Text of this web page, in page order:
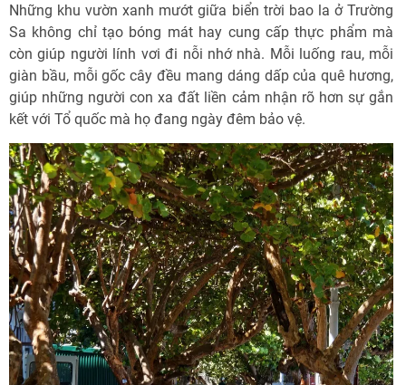
Những khu vườn xanh mướt giữa biển trời bao la ở Trường
Sa không chỉ tạo bóng mát hay cung cấp thực phẩm mà
còn giúp người lính vơi đi nỗi nhớ nhà. Mỗi luống rau, mỗi
giàn bầu, mỗi gốc cây đều mang dáng dấp của quê hương,
giúp những người con xa đất liền cảm nhận rõ hơn sự gắn
kết với Tổ quốc mà họ đang ngày đêm bảo vệ.